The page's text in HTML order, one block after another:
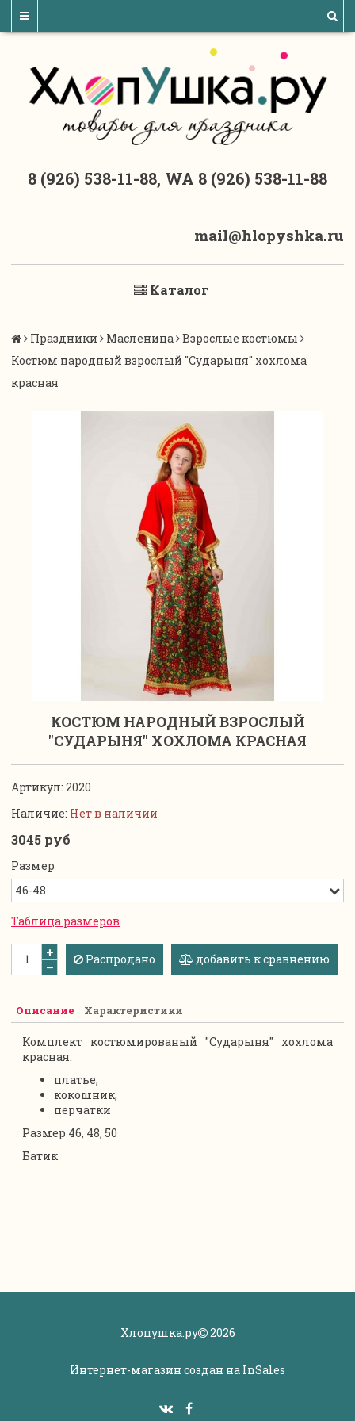
8 (926) 538-11-88, WA 8 (926) 538-11-88
mail@hlopyshka.ru
Каталог
Праздники Масленица
Взрослые костюмы
Костюм народный взрослый "Сударыня" хохлома
красная
КОСТЮМ НАРОДНЫЙ ВЗРОСЛЫЙ
"СУДАРЫНЯ" ХОХЛОМА КРАСНАЯ
Артикул: 2020
Наличие: Нет в наличии
3045 руб
Размер
Таблица размеров
Распродано добавить к сравнению
Описание Характеристики
Комплект костюмированый "Сударыня" хохлома
красная:
платье,
кокошник,
перчатки
Размер 46, 48, 50
Батик
Хлопушка.ру 2026
Интернет-магазин создан на InSales